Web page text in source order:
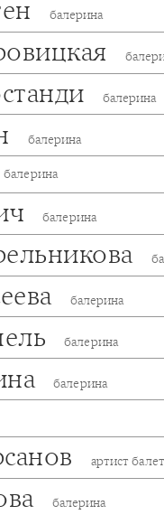
балерина
балерина
балерина
балерина
балерина
балерина
балерина
балерина
артист
балерина